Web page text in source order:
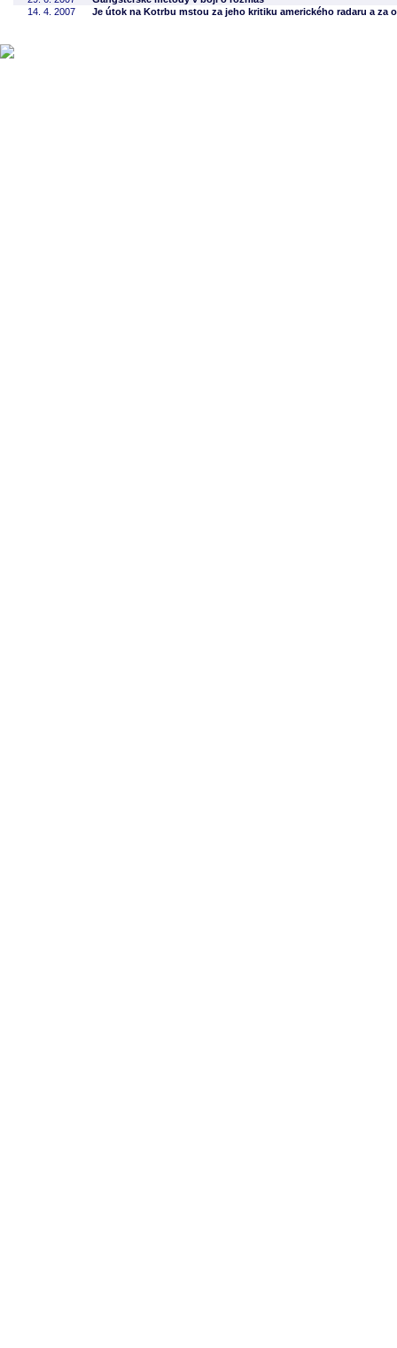
14. 4. 2007
Je útok na Kotrbu mstou za jeho kritiku amerického radaru a za